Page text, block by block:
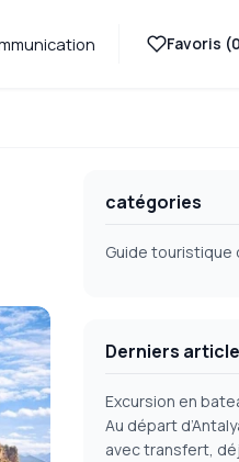
Favoris (0
catégories
Guide touristique
Derniers
Excursion en
Au départ
avec transfert,